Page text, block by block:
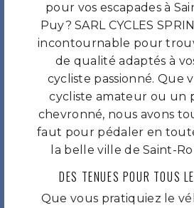
pour vos escapades à
Puy? SARL CYCLES
incontournable pour
de qualité adaptés à
cycliste passionné. Que
cycliste amateur ou un
chevronné, nous avons
faut pour pédaler en
la belle ville de Saint-
DES TENUES POUR TOUS
Que vous pratiquiez le